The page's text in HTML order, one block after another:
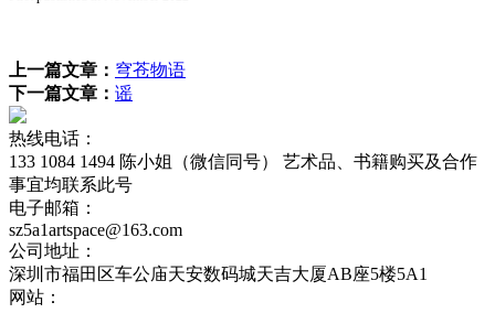
上一篇文章： 穹苍物语
下一篇文章： 谣
热线电话：
133 1084 1494 陈小姐（微信同号） 艺术品、书籍购买及合作
事宜均联系此号
电子邮箱：
sz5a1artspace@163.com
公司地址：
深圳市福田区车公庙天安数码城天吉大厦AB座5楼5A1
网站：